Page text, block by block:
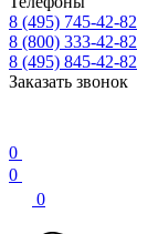
8 (495) 745-42-82
8 (800) 333-42-82
8 (495) 845-42-82
Заказать звонок
0
0
0